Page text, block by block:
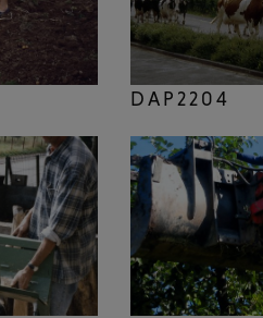
DAP2204